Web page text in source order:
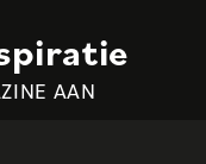
AAN